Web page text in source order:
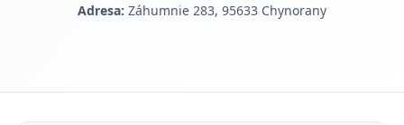
Adresa: Záhumnie 283, 95633 Chynorany